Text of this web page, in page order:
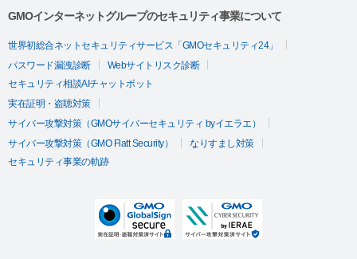
GMOインターネットグループのセキュリティ事業について
世界初総合ネットセキュリティサービス「GMOセキュリティ24」
パスワード漏洩診断
Webサイトリスク診断
セキュリティ相談AIチャットボット
実在証明・盗聴対策
サイバー攻撃対策（GMOサイバーセキュリティ byイエラエ）
サイバー攻撃対策（GMO Flatt Security）
なりすまし対策
セキュリティ事業の軌跡